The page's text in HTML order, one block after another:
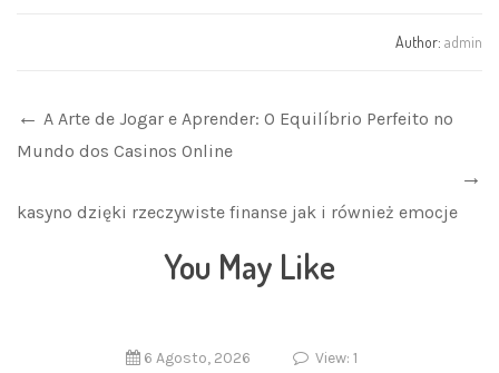
Author: admin
A Arte de Jogar e Aprender: O Equilíbrio Perfeito no
Mundo dos Casinos Online
kasyno dzięki rzeczywiste finanse jak i również emocje
You May Like
6 Agosto, 2026 View: 1